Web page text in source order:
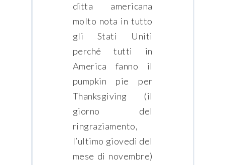
ditta americana
molto nota in tutto
gli Stati Uniti
perché tutti in
America fanno il
pumpkin pie per
Thanksgiving (il
giorno del
ringraziamento,
l’ultimo giovedi del
mese di novembre)